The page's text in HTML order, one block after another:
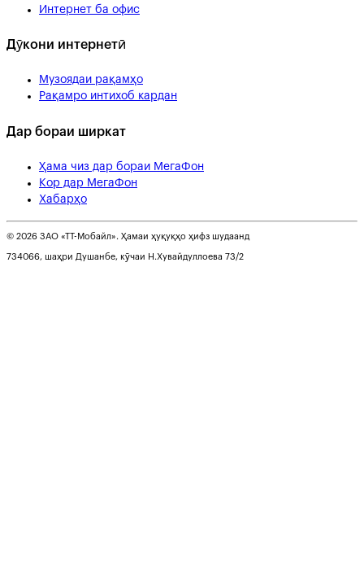
Интернет ба офис
Дӯкони интернетӣ
Музоядаи рақамҳо
Рақамро интихоб кардан
Дар бораи ширкат
Ҳама чиз дар бораи МегаФон
Кор дар МегаФон
Хабарҳо
© 2026 ЗАО «ТТ-Мобайл». Ҳамаи ҳуқуқҳо ҳифз шудаанд
734066, шаҳри Душанбе, кӯчаи Н.Хувайдуллоева 73/2